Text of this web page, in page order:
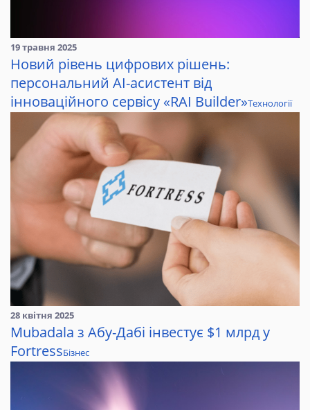
19 травня 2025
Новий рівень цифрових рішень:
персональний AI-асистент від
інноваційного сервісу «RAI Builder»Технології
28 квітня 2025
Mubadala з Абу-Дабі інвестує $1 млрд у
FortressБізнес